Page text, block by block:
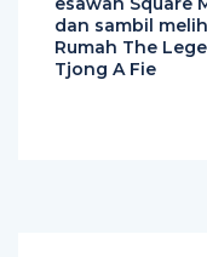
dan sambil
Rumah The
Tjong A Fie